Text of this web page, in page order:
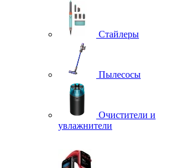
Стайлеры
Пылесосы
Очистители и
увлажнители